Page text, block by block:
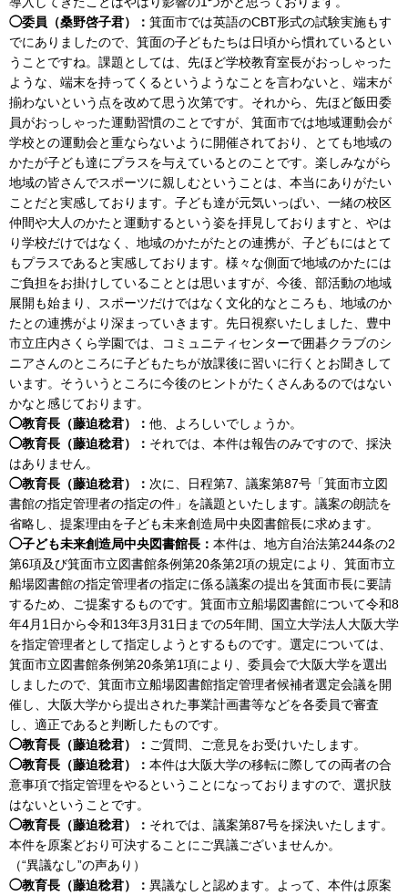
◯委員（桑野啓子君）： 箕面市では英語のCBT形式の試験実施もす
でにありましたので、箕面の子どもたちは日頃から慣れているとい
うことですね。課題としては、先ほど学校教育室長がおっしゃった
ような、端末を持ってくるというようなことを言わないと、端末が
揃わないという点を改めて思う次第です。それから、先ほど飯田委
員がおっしゃった運動習慣のことですが、箕面市では地域運動会が
学校との運動会と重ならないように開催されており、とても地域の
かたが子ども達にプラスを与えているとのことです。楽しみながら
地域の皆さんでスポーツに親しむということは、本当にありがたい
ことだと実感しております。子ども達が元気いっぱい、一緒の校区
仲間や大人のかたと運動するという姿を拝見しておりますと、やは
り学校だけではなく、地域のかたがたとの連携が、子どもにはとて
もプラスであると実感しております。様々な側面で地域のかたには
ご負担をお掛けしていることとは思いますが、今後、部活動の地域
展開も始まり、スポーツだけではなく文化的なところも、地域のか
たとの連携がより深まっていきます。先日視察いたしました、豊中
市立庄内さくら学園では、コミュニティセンターで囲碁クラブのシ
ニアさんのところに子どもたちが放課後に習いに行くとお聞きして
います。そういうところに今後のヒントがたくさんあるのではない
かなと感じております。
◯教育長（藤迫稔君）： 他、よろしいでしょうか。
◯教育長（藤迫稔君）： それでは、本件は報告のみですので、採決
はありません。
◯教育長（藤迫稔君）： 次に、日程第7、議案第87号「箕面市立図
書館の指定管理者の指定の件」を議題といたします。議案の朗読を
省略し、提案理由を子ども未来創造局中央図書館長に求めます。
◯子ども未来創造局中央図書館長： 本件は、地方自治法第244条の2
第6項及び箕面市立図書館条例第20条第2項の規定により、箕面市立
船場図書館の指定管理者の指定に係る議案の提出を箕面市長に要請
するため、ご提案するものです。箕面市立船場図書館について令和8
年4月1日から令和13年3月31日までの5年間、国立大学法人大阪大学
を指定管理者として指定しようとするものです。選定については、
箕面市立図書館条例第20条第1項により、委員会で大阪大学を選出
しましたので、箕面市立船場図書館指定管理者候補者選定会議を開
催し、大阪大学から提出された事業計画書等などを各委員で審査
し、適正であると判断したものです。
◯教育長（藤迫稔君）： ご質問、ご意見をお受けいたします。
◯教育長（藤迫稔君）： 本件は大阪大学の移転に際しての両者の合
意事項で指定管理をやるということになっておりますので、選択肢
はないということです。
◯教育長（藤迫稔君）： それでは、議案第87号を採決いたします。
本件を原案どおり可決することにご異議ございませんか。
（“異議なし”の声あり）
◯教育長（藤迫稔君）： 異議なしと認めます。よって、本件は原案